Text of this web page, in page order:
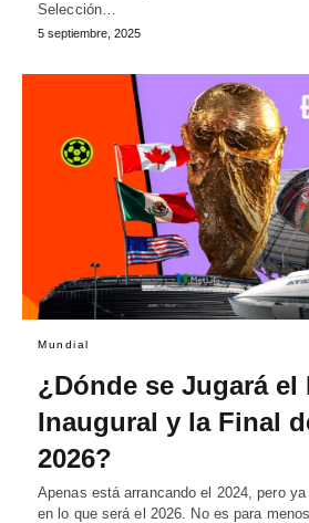
Selección…
5 septiembre, 2025
Mundial
¿Dónde se Jugará el
Inaugural y la Final
2026?
Apenas está arrancando el 2024, pero
en lo que será el 2026. No es para